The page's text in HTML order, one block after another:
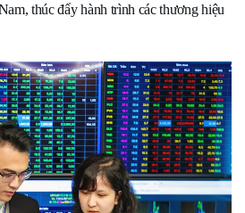
thúc đẩy hành trình các thương hiệu